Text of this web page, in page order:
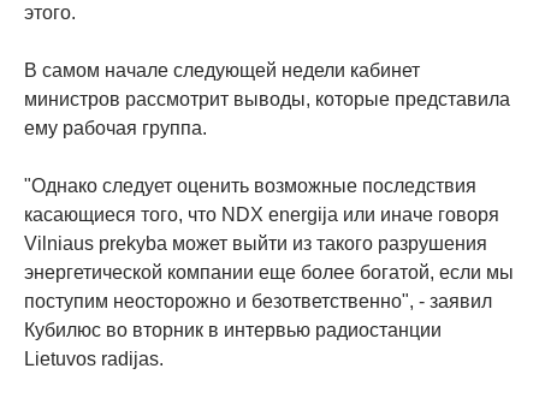
этого.
В самом начале следующей недели кабинет
министров рассмотрит выводы, которые представила
ему рабочая группа.
"Однако следует оценить возможные последствия
касающиеся того, что NDX energija или иначе говоря
Vilniaus prekyba может выйти из такого разрушения
энергетической компании еще более богатой, если мы
поступим неосторожно и безответственно", - заявил
Кубилюс во вторник в интервью радиостанции
Lietuvos radijas.